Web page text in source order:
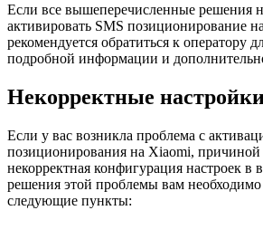
Если все вышеперечисленные решения
активировать SMS позиционирование
рекомендуется обратиться к оператору
подробной информации и
Некорректные
Если у вас возникла проблема с
позиционирования на Xiaomi, причиной
некорректная конфигурация настроек в
решения этой проблемы вам необходимо
следующие пункты: